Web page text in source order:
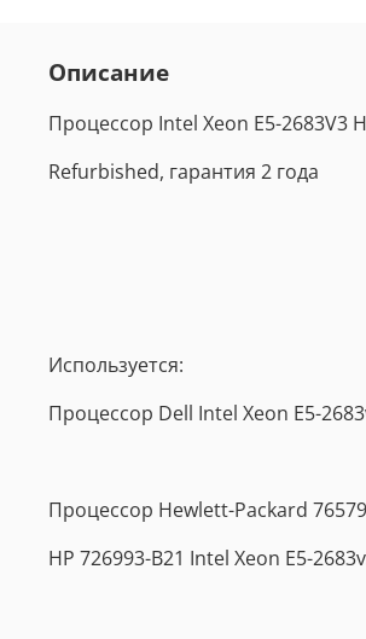
Описание
Процессор Intel Xeon E5-2683V3
Refurbished, гарантия 2 года
Используется:
Процессор Dell Intel Xeon E5-
Процессор Hewlett-Packard
HP 726993-B21 Intel Xeon E5-